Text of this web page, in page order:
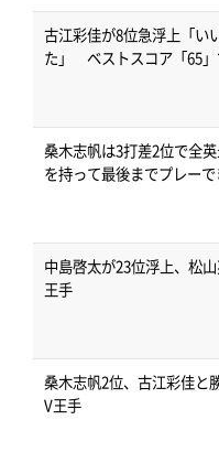
古江彩佳が8位急浮上「い
た」 ベストスコア「65」
桑木志帆は3打差2位で全
を持って最後までプレーで
中島啓太が23位浮上、松
王手
桑木志帆2位、古江彩佳
V王手